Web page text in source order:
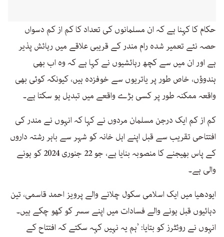
حکام کا کہنا ہے کہ ان مسلمانوں کی تعداد کا کم از کم دسواں
حصہ نئے تعمیر شدہ رام مندر کے قریبی علاقے میں رہائش پذیر
ہے اور ان میں سے کچھ رہائشیوں نے کہا ہے کہ وہ اب بھی
ہندوؤں، خاص طور پر یاتریوں سے خوفزدہ ہیں، کیونکہ کوئی بھی
واقعہ ممکنہ طور پر کسی بڑے واقعے میں تبدیل ہو سکتا ہے۔
کم از کم ایک درجن مسلمان مردوں نے کہا کہ انہوں نے مندر کی
افتتاحی تقریب سے قبل اپنے اہل خانہ کو شہر سے باہر رشتہ داروں
کے پاس بھیجنے کا منصوبہ بنایا ہے، جو 22 جنوری 2024 کو ہونے
والی ہے۔
ایودھیا میں ایک اسلامی سکول چلانے والے پرویز احمد قاسمی، تین
دہائیوں قبل ہونے والے فسادات میں اپنے سسر کو کھو چکے ہیں۔
انہوں نے روئٹرز کو بتایا: ’ہم یہ نہیں کہہ سکتے کہ افتتاح کے